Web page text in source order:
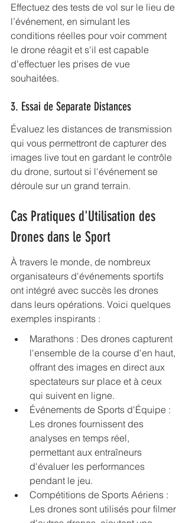
Effectuez des tests de vol sur le lieu de
l’événement, en simulant les
conditions réelles pour voir comment
le drone réagit et s'il est capable
d'effectuer les prises de vue
souhaitées.
3. Essai de Separate Distances
Évaluez les distances de transmission
qui vous permettront de capturer des
images live tout en gardant le contrôle
du drone, surtout si l'événement se
déroule sur un grand terrain.
Cas Pratiques d'Utilisation des
Drones dans le Sport
À travers le monde, de nombreux
organisateurs d'événements sportifs
ont intégré avec succès les drones
dans leurs opérations. Voici quelques
exemples inspirants :
Marathons : Des drones capturent
l'ensemble de la course d'en haut,
offrant des images en direct aux
spectateurs sur place et à ceux
qui suivent en ligne.
Événements de Sports d'Équipe :
Les drones fournissent des
analyses en temps réel,
permettant aux entraîneurs
d'évaluer les performances
pendant le jeu.
Compétitions de Sports Aériens :
Les drones sont utilisés pour filmer